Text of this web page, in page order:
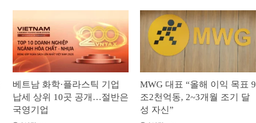
베트남 화학·플라스틱 기업
납세 상위 10곳 공개…절반은
국영기업
MWG 대표 “올해 이익 목표 9
조2천억동, 2~3개월 조기 달
성 자신”